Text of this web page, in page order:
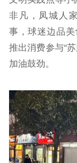
新时代公民素养
提升资源库
科研创新
服务管理平台
文化产业
电影
服务
责任
非凡，凤城人
事，球迷边品
推出消费参与“
加油鼓劲。